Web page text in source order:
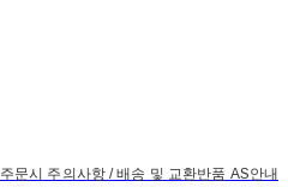
주문시 주의사항 / 배송 및 교환반품 AS안내